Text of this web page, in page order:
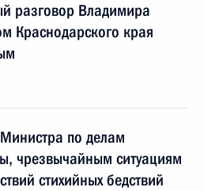
разговор Владимира
Краснодарского края
по делам
чрезвычайным ситуациям
стихийных бедствий